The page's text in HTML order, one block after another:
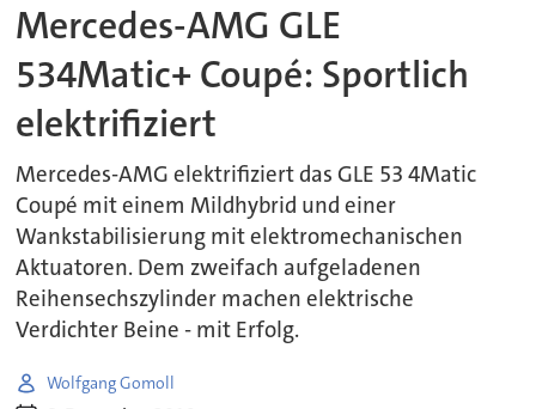
Mercedes-AMG GLE
534Matic+ Coupé: Sportlich
elektrifiziert
Mercedes-AMG elektrifiziert das GLE 53 4Matic
Coupé mit einem Mildhybrid und einer
Wankstabilisierung mit elektromechanischen
Aktuatoren. Dem zweifach aufgeladenen
Reihensechszylinder machen elektrische
Verdichter Beine - mit Erfolg.
Wolfgang Gomoll